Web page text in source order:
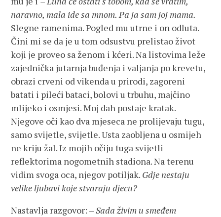
naravno, mala ide sa mnom. Pa ja sam joj mama.
Slegne ramenima. Pogled mu utrne i on odluta.
Čini mi se da je u tom odsustvu prelistao život
koji je proveo sa ženom i kćeri. Na listovima leže
zajednička jutarnja buđenja i valjanja po krevetu,
obrazi crveni od vikenda u prirodi, zagoreni
batati i pileći bataci, bolovi u trbuhu, majčino
mlijeko i osmjesi. Moj dah postaje kratak.
Njegove oči kao dva mjeseca ne prolijevaju tugu,
samo svijetle, svijetle. Usta zaobljena u osmijeh
ne kriju žal. Iz mojih očiju tuga svijetli
reflektorima nogometnih stadiona. Na terenu
vidim svoga oca, njegov potiljak. Gdje nestaju
velike ljubavi koje stvaraju djecu?
Nastavlja razgovor: –Sada živim u smeđem